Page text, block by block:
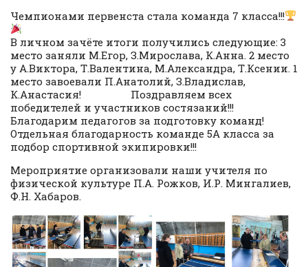
Чемпионами первенста стала команда 7 класса!!!
В личном зачёте итоги получились следующие: 3
место заняли М.Егор, З.Мирослава, К.Анна. 2 место
у А.Виктора, Т.Валентина, М.Александра, Т.Ксении. 1
место завоевали П.Анатолий, З.Владислав,
К.Анастасия! Поздравляем всех
победителей и участников состязаний!!!
Благодарим педагогов за подготовку команд!
Отдельная благодарность команде 5А класса за
подбор спортивной экипировки!!!
Мероприятие организовали наши учителя по
физической культуре П.А. Рожков, И.Р. Мингалиев,
Ф.Н. Хабаров.